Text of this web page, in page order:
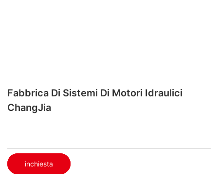
Fabbrica Di Sistemi Di Motori Idraulici
ChangJia
inchiesta